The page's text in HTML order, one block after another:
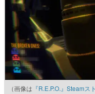
（画像は 『R.E.P.O.』Steamス